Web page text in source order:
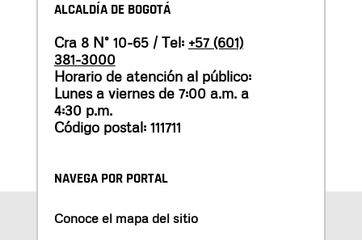
ALCALDÍA DE BOGOTÁ
Cra 8 N° 10-65 / Tel: +57 (601)
381-3000
Horario de atención al público:
Lunes a viernes de 7:00 a.m. a
4:30 p.m.
Código postal: 111711
NAVEGA POR PORTAL
Conoce el mapa del sitio